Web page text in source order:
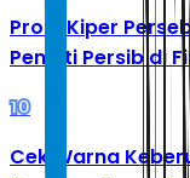
Profil Kiper
Penalti Persib di
10
Cek Warna